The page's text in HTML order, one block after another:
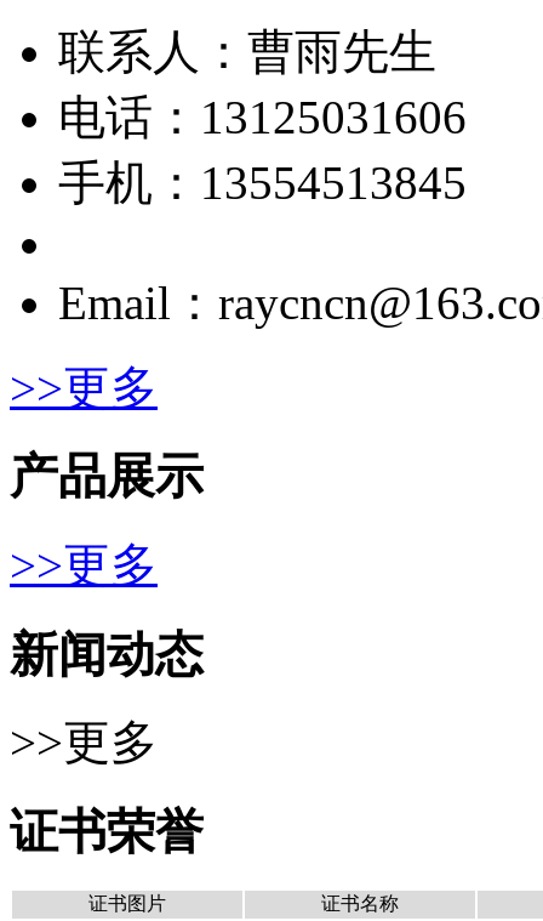
联系人：曹雨先生
电话：13125031606
手机：13554513845
Email：
>>更多
产品展示
>>更多
新闻动态
>>更多
证书荣誉
证书图片 证书名称